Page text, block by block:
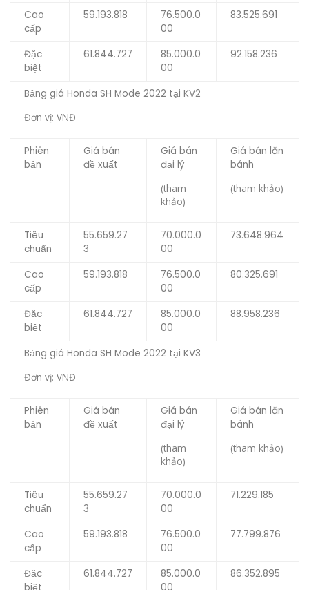
Cao
cấp
59.193.818
76.500.0
00
83.525.691
Đặc
biệt
61.844.727
85.000.0
00
92.158.236
Bảng giá Honda SH Mode 2022 tại KV2
Đơn vị: VNĐ
Phiên
bản
Giá bán
đề xuất
Giá bán
đại lý
(tham
khảo)
Giá bán lăn
bánh
(tham khảo)
Tiêu
chuẩn
55.659.27
3
70.000.0
00
73.648.964
Cao
cấp
59.193.818
76.500.0
00
80.325.691
Đặc
biệt
61.844.727
85.000.0
00
88.958.236
Bảng giá Honda SH Mode 2022 tại KV3
Đơn vị: VNĐ
Phiên
bản
Giá bán
đề xuất
Giá bán
đại lý
(tham
khảo)
Giá bán lăn
bánh
(tham khảo)
Tiêu
chuẩn
55.659.27
3
70.000.0
00
71.229.185
Cao
cấp
59.193.818
76.500.0
00
77.799.876
Đặc
61.844.727
85.000.0
86.352.895